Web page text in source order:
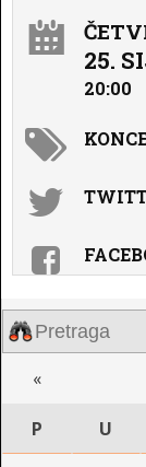
25.
20:00
«
P U